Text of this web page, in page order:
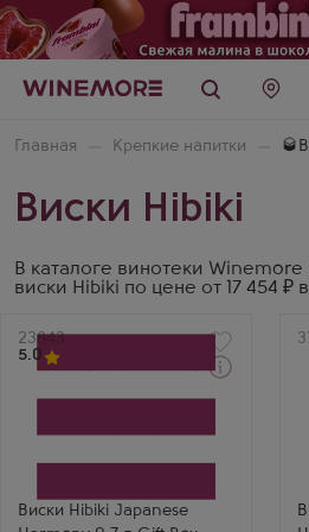
Главная Крепкие напитки
Виски Hibiki
В каталоге винотеки
виски Hibiki по цене от 17 454 ₽
Артикул
23843
5.0
Виски Hibiki Japanese
Хармони в подарочной
Бренд
Hibiki